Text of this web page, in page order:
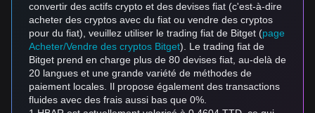
convertir des actifs crypto et des devises fiat (c'est-à-dire
acheter des cryptos avec du fiat ou vendre des cryptos
pour du fiat), veuillez utiliser le trading fiat de Bitget (page
Acheter/Vendre des cryptos Bitget). Le trading fiat de
Bitget prend en charge plus de 80 devises fiat, au-delà de
20 langues et une grande variété de méthodes de
paiement locales. Il propose également des transactions
fluides avec des frais aussi bas que 0%.